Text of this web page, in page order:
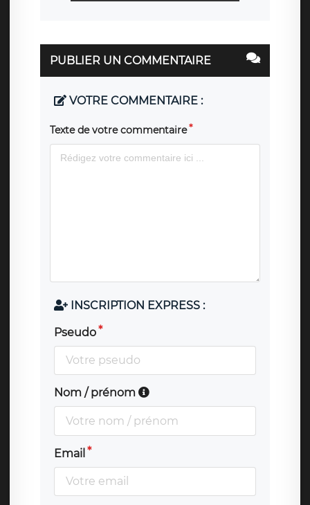
PUBLIER UN COMMENTAIRE
VOTRE COMMENTAIRE :
Texte de votre commentaire
INSCRIPTION EXPRESS :
Pseudo
Nom / prénom
Email